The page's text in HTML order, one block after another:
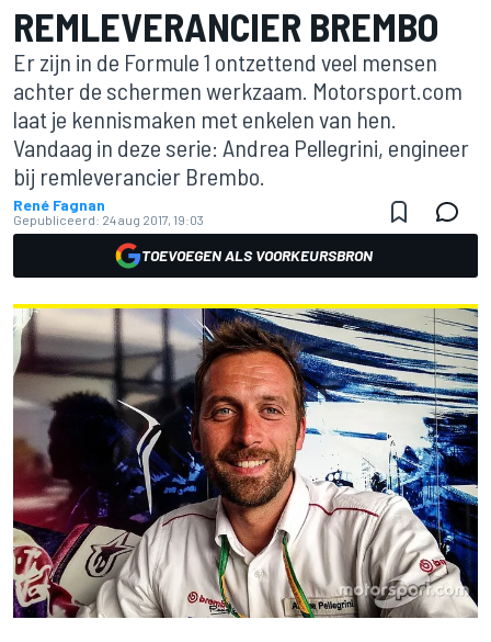
REMLEVERANCIER BREMBO
Er zijn in de Formule 1 ontzettend veel mensen
achter de schermen werkzaam. Motorsport.com
laat je kennismaken met enkelen van hen.
Vandaag in deze serie: Andrea Pellegrini, engineer
bij remleverancier Brembo.
René Fagnan
Gepubliceerd: 24 aug 2017, 19:03
TOEVOEGEN ALS VOORKEURSBRON